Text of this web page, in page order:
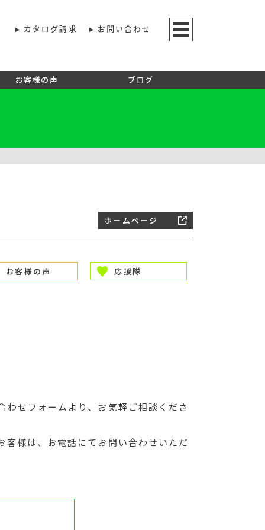
カタログ請求 お問い合わせ
お客様の声 ブログ
ホームページ
お客様の声 応援隊
せフォームより、お気軽ご相談くださ
様は、お電話にてお問い合わせいただ